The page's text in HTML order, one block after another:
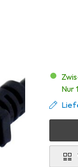
Nur